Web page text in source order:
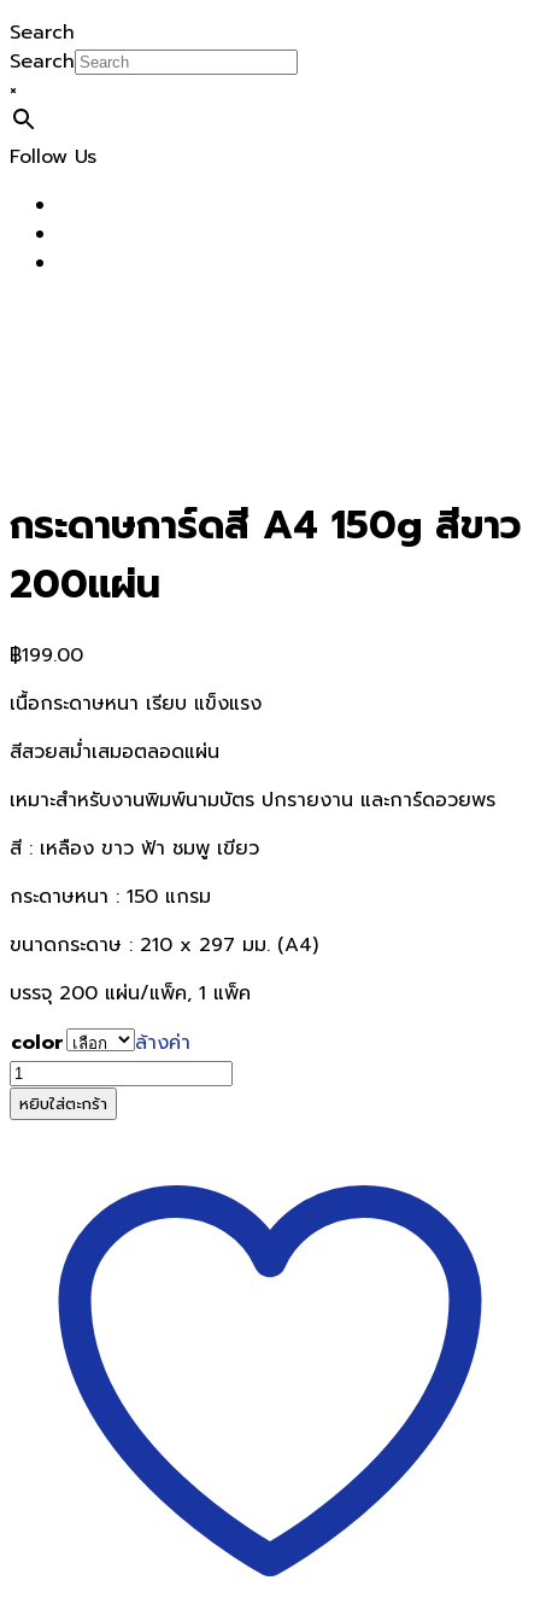
Search
Search
×
Follow Us
กระดาษการ์ดสี A4 150g สีขาว
200แผ่น
฿199.00
เนื้อกระดาษหนา เรียบ แข็งแรง
สีสวยสม่ำเสมอตลอดแผ่น
เหมาะสำหรับงานพิมพ์นามบัตร ปกรายงาน และการ์ดอวยพร
สี : เหลือง ขาว ฟ้า ชมพู เขียว
กระดาษหนา : 150 แกรม
ขนาดกระดาษ : 210 x 297 มม. (A4)
บรรจุ 200 แผ่น/แพ็ค, 1 แพ็ค
color
ล้างค่า
จำนวน
กระดาษ
การ์ด
200แผ่น
หยิบใส่ตะกร้า